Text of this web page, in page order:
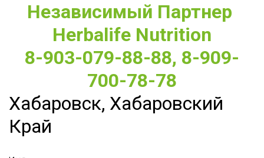
Независимый Партнер
Herbalife Nutrition
8-903-079-88-88, 8-909-
700-78-78
Хабаровск, Хабаровский
Край